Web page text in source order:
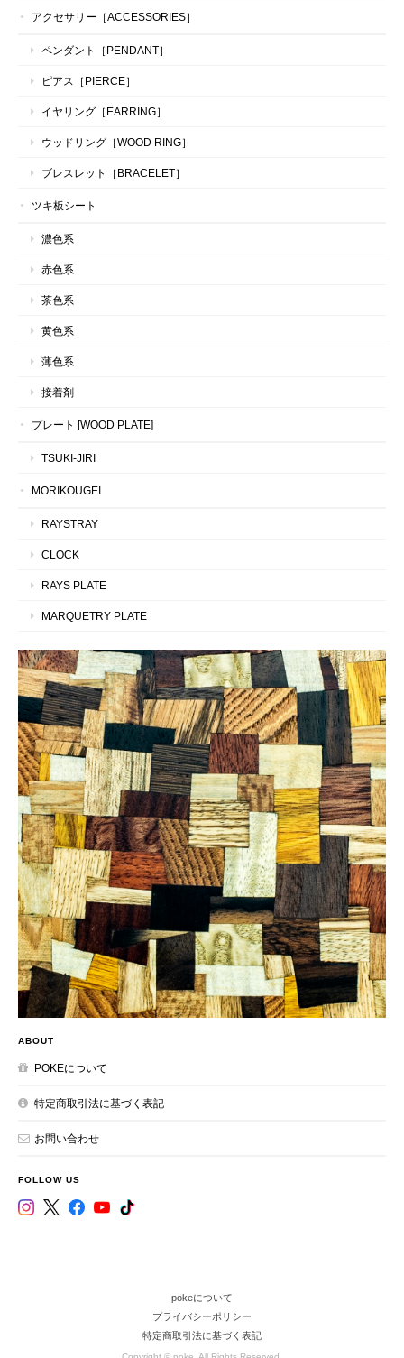
アクセサリー［ACCESSORIES］
ペンダント［PENDANT］
ピアス［PIERCE］
イヤリング［EARRING］
ウッドリング［WOOD RING］
ブレスレット［BRACELET］
ツキ板シート
濃色系
赤色系
茶色系
黄色系
薄色系
接着剤
プレート [WOOD PLATE]
TSUKI-JIRI
MORIKOUGEI
RAYSTRAY
CLOCK
RAYS PLATE
MARQUETRY PLATE
ABOUT
POKEについて
特定商取引法に基づく表記
お問い合わせ
FOLLOW US
pokeについて
プライバシーポリシー
特定商取引法に基づく表記